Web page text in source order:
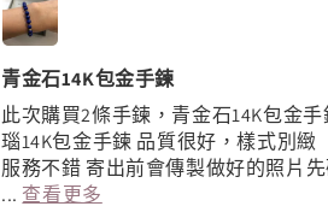
青金石14K包金手鍊
此次購買2條手鍊，青金石14K包金
瑙14K包金手鍊 品質很好，樣式別緻
服務不錯 寄出前會傳製做好的照片
... 查看更多